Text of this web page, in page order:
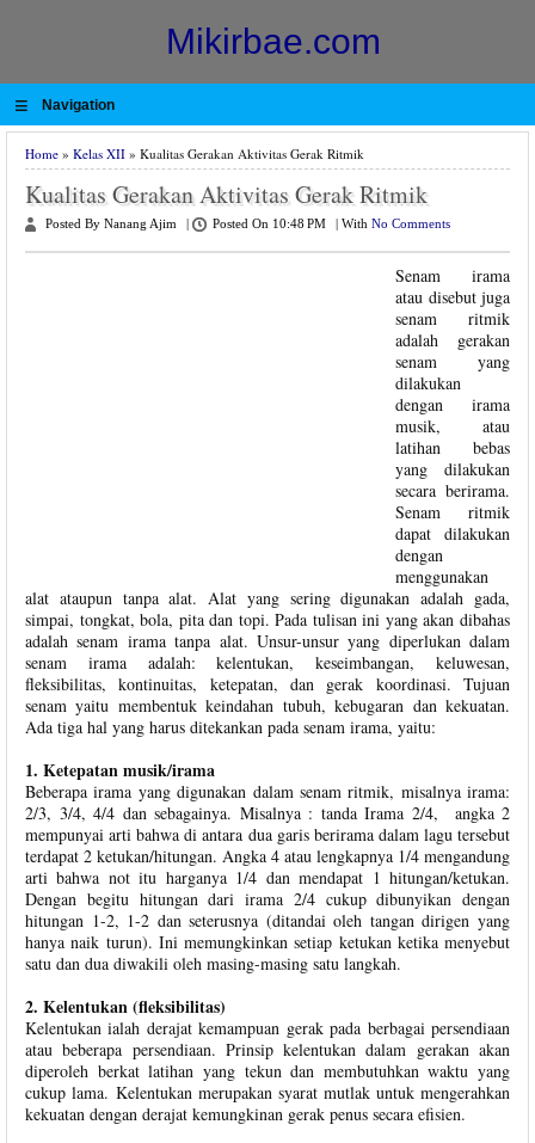
Mikirbae.com
≡ Navigation
Home » Kelas XII » Kualitas Gerakan Aktivitas Gerak Ritmik
Kualitas Gerakan Aktivitas Gerak Ritmik
Posted By Nanang Ajim Posted On 10:48 PM With No Comments
Senam irama
atau disebut juga
senam ritmik
adalah gerakan
senam yang
dilakukan
dengan irama
musik, atau
latihan bebas
yang dilakukan
secara berirama.
Senam ritmik
dapat dilakukan
dengan
menggunakan
alat ataupun tanpa alat. Alat yang sering digunakan adalah gada,
simpai, tongkat, bola, pita dan topi. Pada tulisan ini yang akan dibahas
adalah senam irama tanpa alat. Unsur-unsur yang diperlukan dalam
senam irama adalah: kelentukan, keseimbangan, keluwesan,
fleksibilitas, kontinuitas, ketepatan, dan gerak koordinasi. Tujuan
senam yaitu membentuk keindahan tubuh, kebugaran dan kekuatan.
Ada tiga hal yang harus ditekankan pada senam irama, yaitu:
1. Ketepatan musik/irama
Beberapa irama yang digunakan dalam senam ritmik, misalnya irama:
2/3, 3/4, 4/4 dan sebagainya. Misalnya : tanda Irama 2/4, angka 2
mempunyai arti bahwa di antara dua garis berirama dalam lagu tersebut
terdapat 2 ketukan/hitungan. Angka 4 atau lengkapnya 1/4 mengandung
arti bahwa not itu harganya 1/4 dan mendapat 1 hitungan/ketukan.
Dengan begitu hitungan dari irama 2/4 cukup dibunyikan dengan
hitungan 1-2, 1-2 dan seterusnya (ditandai oleh tangan dirigen yang
hanya naik turun). Ini memungkinkan setiap ketukan ketika menyebut
satu dan dua diwakili oleh masing-masing satu langkah.
2. Kelentukan (fleksibilitas)
Kelentukan ialah derajat kemampuan gerak pada berbagai persendiaan
atau beberapa persendiaan. Prinsip kelentukan dalam gerakan akan
diperoleh berkat latihan yang tekun dan membutuhkan waktu yang
cukup lama. Kelentukan merupakan syarat mutlak untuk mengerahkan
kekuatan dengan derajat kemungkinan gerak penus secara efisien.